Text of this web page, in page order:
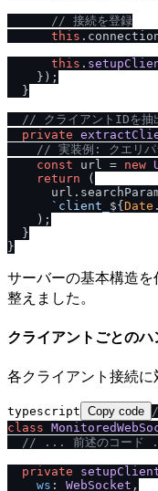
/ / 接続を登録
this .
this .
    });
  }
/ / クライアントIDを抽
private
/ / 実装例: クエリ
const url = new
return (
      url.
`client_ ${Date
    );
  }
サーバーの基本構造
整えました。
クライアントごとの
各クライアント接続に
typescript Copy code /
class
// ... 前述のコード
private
ws : WebSocket ,